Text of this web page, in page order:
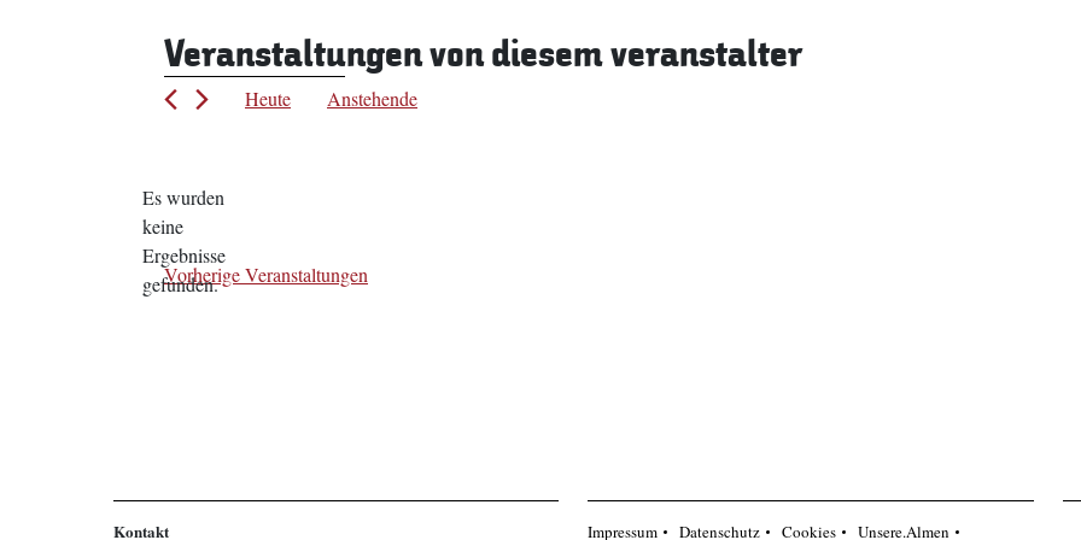
Veranstaltungen von diesem veranstalter
Hinweis
Es wurden
keine
Ergebnisse
gefunden.
Heute
Anstehende
VorherigeVeranstaltungen
Kontakt Impressum Datenschutz Cookies Unsere.Almen